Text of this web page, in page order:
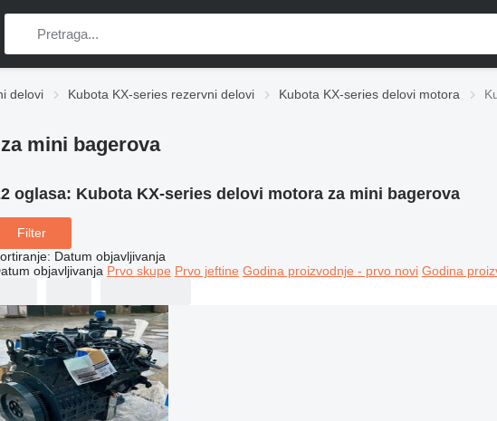
delovi Kubota KX-series rezervni delovi Kubota KX-series delovi motora
mini bagerova
oglasa: Kubota KX-series delovi motora za mini bagerova
Filter
: Datum objavljivanja
objavljivanja Prvo skupe Prvo jeftine Godina proizvodnje - prvo novi Godina